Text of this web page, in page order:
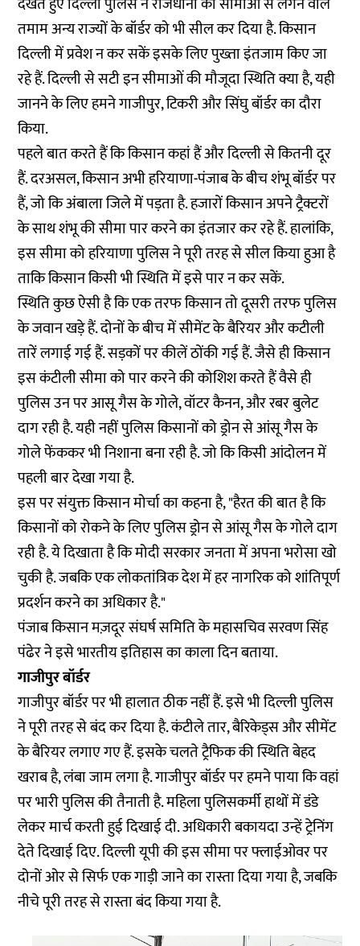
तमाम अन्य राज्यों के बॉर्डर को भी सील कर दिया है. किसान
दिल्ली में प्रवेश न कर सकें इसके लिए पुख्ता इंतजाम किए जा
रहे हैं. दिल्ली से सटी इन सीमाओं की मौजूदा स्थिति क्या है, यही
जानने के लिए हमने गाजीपुर, टिकरी और सिंघु बॉर्डर का दौरा
किया.
पहले बात करते हैं कि किसान कहां हैं और दिल्ली से कितनी दूर
हैं. दरअसल, किसान अभी हरियाणा-पंजाब के बीच शंभू बॉर्डर पर
हैं, जो कि अंबाला जिले में पड़ता है. हजारों किसान अपने ट्रैक्टरों
के साथ शंभू की सीमा पार करने का इंतजार कर रहे हैं. हालांकि,
इस सीमा को हरियाणा पुलिस ने पूरी तरह से सील किया हुआ है
ताकि किसान किसी भी स्थिति में इसे पार न कर सकें.
स्थिति कुछ ऐसी है कि एक तरफ किसान तो दूसरी तरफ पुलिस
के जवान खड़े हैं. दोनों के बीच में सीमेंट के बैरियर और कटीली
तारें लगाई गई हैं. सड़कों पर कीलें ठोंकी गई हैं. जैसे ही किसान
इस कंटीली सीमा को पार करने की कोशिश करते हैं वैसे ही
पुलिस उन पर आसू गैस के गोले, वॉटर कैनन, और रबर बुलेट
दाग रही है. यही नहीं पुलिस किसानों को ड्रोन से आंसू गैस के
गोले फेंककर भी निशाना बना रही है. जो कि किसी आंदोलन में
पहली बार देखा गया है.
इस पर संयुक्त किसान मोर्चा का कहना है, "हैरत की बात है कि
किसानों को रोकने के लिए पुलिस ड्रोन से आंसू गैस के गोले दाग
रही है. ये दिखाता है कि मोदी सरकार जनता में अपना भरोसा खो
चुकी है. जबकि एक लोकतांत्रिक देश में हर नागरिक को शांतिपूर्ण
प्रदर्शन करने का अधिकार है."
पंजाब किसान मज़दूर संघर्ष समिति के महासचिव सरवण सिंह
पंढेर ने इसे भारतीय इतिहास का काला दिन बताया.
गाजीपुर बॉर्डर
गाजीपुर बॉर्डर पर भी हालात ठीक नहीं हैं. इसे भी दिल्ली पुलिस
ने पूरी तरह से बंद कर दिया है. कंटीले तार, बैरिकेड्स और सीमेंट
के बैरियर लगाए गए हैं. इसके चलते ट्रैफिक की स्थिति बेहद
खराब है, लंबा जाम लगा है. गाजीपुर बॉर्डर पर हमने पाया कि वहां
पर भारी पुलिस की तैनाती है. महिला पुलिसकर्मी हाथों में डंडे
लेकर मार्च करती हुई दिखाई दी. अधिकारी बकायदा उन्हें ट्रेनिंग
देते दिखाई दिए. दिल्ली यूपी की इस सीमा पर फ्लाईओवर पर
दोनों ओर से सिर्फ एक गाड़ी जाने का रास्ता दिया गया है, जबकि
नीचे पूरी तरह से रास्ता बंद किया गया है.